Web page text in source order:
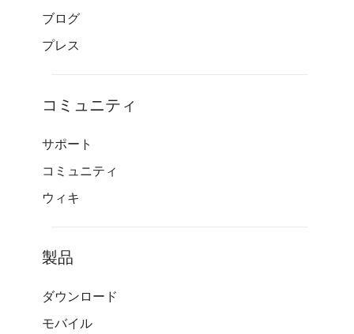
ブログ
プレス
コミュニティ
サポート
コミュニティ
ウィキ
製品
ダウンロード
モバイル